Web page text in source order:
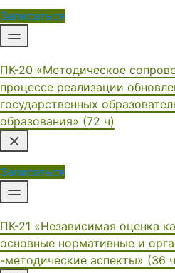
Записаться
ПК-20 «Методическое
процессе реализации
государственных
образования» (72 ч)
Записаться
ПК-21 «Независимая оценка
основные нормативные и
-методические аспекты» (36